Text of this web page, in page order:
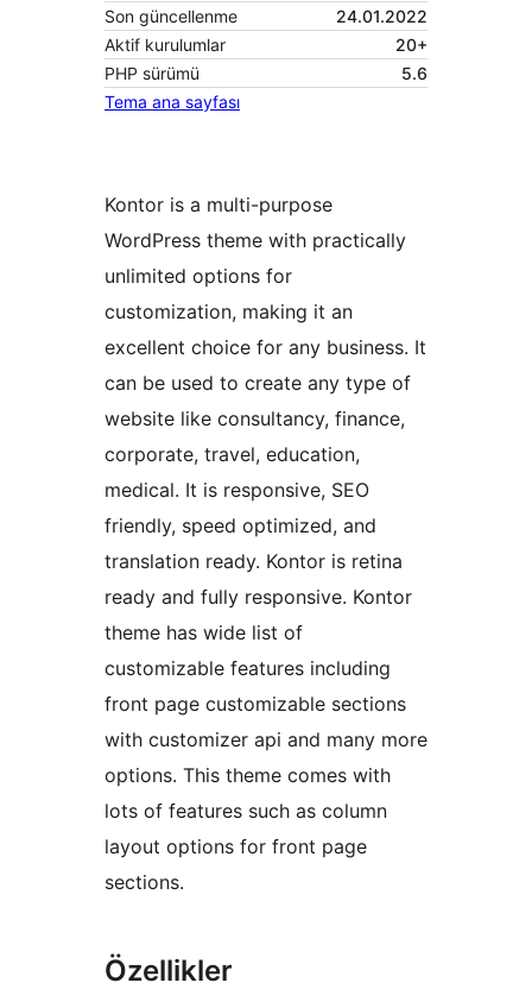
Son güncellenme
24.01.2022
Aktif kurulumlar
20+
PHP sürümü
5.6
Tema ana sayfası
Kontor is a multi-purpose
WordPress theme with practically
unlimited options for
customization, making it an
excellent choice for any business. It
can be used to create any type of
website like consultancy, finance,
corporate, travel, education,
medical. It is responsive, SEO
friendly, speed optimized, and
translation ready. Kontor is retina
ready and fully responsive. Kontor
theme has wide list of
customizable features including
front page customizable sections
with customizer api and many more
options. This theme comes with
lots of features such as column
layout options for front page
sections.
Özellikler